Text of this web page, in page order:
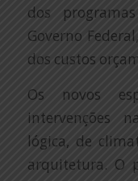
dos
Governo
dos custos
Os novos
intervenções
lógica, de
arquitetura. O